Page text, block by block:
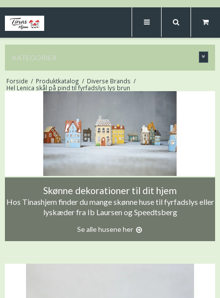
KATEGORIER
Forside / Produktkatalog / Diverse Brands /
Hel Lenica skål på pind til fyrfadslys lys brun
Skønne dekorationer til dit hjem
Hos Tinashjem finder du mange skønne huse til fyrfadslys eller
lyskæder fra Ib Laursen og Speedtsberg
Se alle husene her